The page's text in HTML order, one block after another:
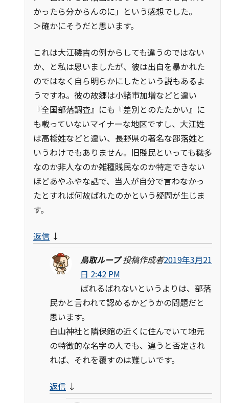
かったら分からんのに」という感想でした。
＞確かにそうだと思います。
これは大江磯吉の例からしても違うのではない
か、と私は思いましたが、彼は出自を暴かれた
のではなく自ら明らかにしたという説もあるよ
うですね。彼の故郷は小諸市加増などと違い
『全国部落調査』にも『差別とのたたかい』に
も載っていないマイナーな地区ですし、大江姓
は高橋姓などと違い、長野県の著名な部落姓と
いうわけでもありません。旧賤民といっても穢多
なのか非人なのか雑種賎民なのか特定できない
ほどあやふやな話で、当人が自分で言わなかっ
たとすれば何故ばれたのかという疑問が生じま
す。
返信 ↓
鳥取ループ 投稿作成者2019年3月21
日 2:42 PM
ばれるばれないというよりは、部落
民かと言われて認めるかどうかの問題だと
思います。
白山神社と隣保館の近くに住んでいて地元
の特徴的な名字の人でも、違うと否定され
れば、それを覆すのは難しいです。
返信 ↓